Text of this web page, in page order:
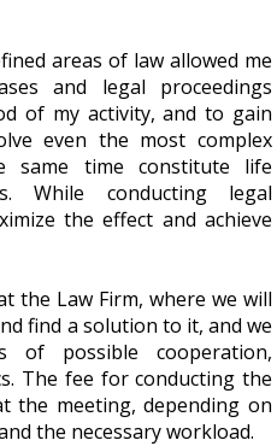
areas of law allowed me
and legal proceedings
of my activity, and to gain
even the most complex
same time constitute life
While conducting legal
the effect and achieve
Law Firm, where we will
find a solution to it, and we
of possible cooperation,
The fee for conducting the
the meeting, depending on
the necessary workload.